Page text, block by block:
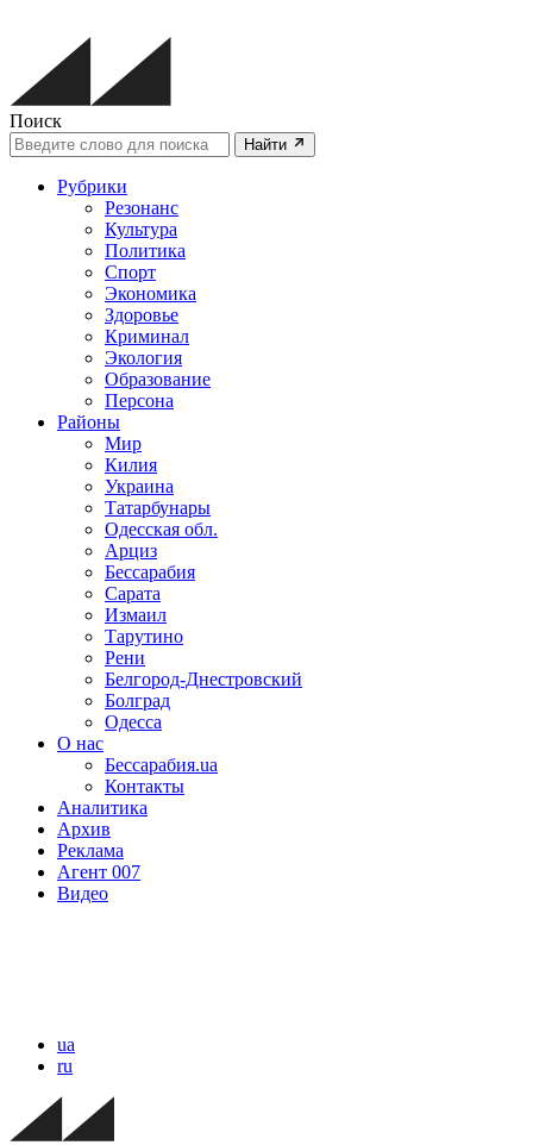
Поиск
Найти
Рубрики
Резонанс
Культура
Политика
Спорт
Экономика
Здоровье
Криминал
Экология
Образование
Персона
Районы
Мир
Килия
Украина
Татарбунары
Одесская обл.
Арциз
Бессарабия
Сарата
Измаил
Тарутино
Рени
Белгород-Днестровский
Болград
Одесса
О нас
Бессарабия.ua
Контакты
Аналитика
Архив
Реклама
Агент 007
Видео
ua
ru